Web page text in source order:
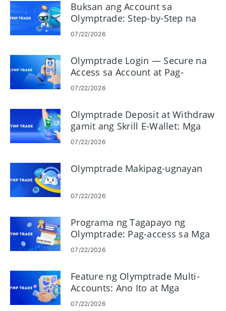
Buksan ang Account sa
Olymptrade: Step-by-Step na
Setup at Mga Kinakailangan
07/22/2026
Olymptrade Login — Secure na
Access sa Account at Pag-
troubleshoot
07/22/2026
Olymptrade Deposit at Withdraw
gamit ang Skrill E-Wallet: Mga
Hakbang at Limitasyon
07/22/2026
Olymptrade Makipag-ugnayan
07/22/2026
Programa ng Tagapayo ng
Olymptrade: Pag-access sa Mga
Signal ng Libreng Trade
07/22/2026
Feature ng Olymptrade Multi-
Accounts: Ano Ito at Mga
Pangunahing Benepisyo
07/22/2026